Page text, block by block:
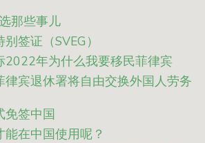
那些事儿
签证（SVEG）
2022年为什么我要移民菲律宾
律宾退休署将自由交换外国人劳务
免签中国
在中国使用呢？